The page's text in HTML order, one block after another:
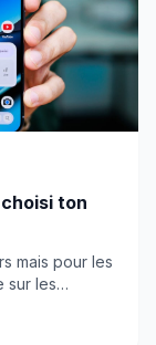
ton
mais pour les
sur les